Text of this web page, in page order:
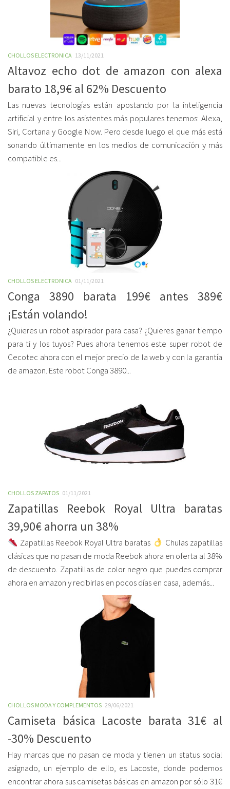
CHOLLOS ELECTRONICA 13/11/2021
Altavoz echo dot de amazon con alexa
barato 18,9€ al 62% Descuento
Las nuevas tecnologías están apostando por la inteligencia
artificial y entre los asistentes más populares tenemos: Alexa,
Siri, Cortana y Google Now. Pero desde luego el que más está
sonando últimamente en los medios de comunicación y más
compatible es...
CHOLLOS ELECTRONICA 01/11/2021
Conga 3890 barata 199€ antes 389€
¡Están volando!
¿Quieres un robot aspirador para casa? ¿Quieres ganar tiempo
para ti y los tuyos? Pues ahora tenemos este super robot de
Cecotec ahora con el mejor precio de la web y con la garantía
de amazon. Este robot Conga 3890...
CHOLLOS ZAPATOS 01/11/2021
Zapatillas Reebok Royal Ultra baratas
39,90€ ahorra un 38%
Zapatillas Reebok Royal Ultra baratas
Chulas zapatillas
clásicas que no pasan de moda Reebok ahora en oferta al 38%
de descuento. Zapatillas de color negro que puedes comprar
ahora en amazon y recibirlas en pocos días en casa, además...
CHOLLOS MODA Y COMPLEMENTOS 29/06/2021
Camiseta básica Lacoste barata 31€ al
-30% Descuento
Hay marcas que no pasan de moda y tienen un status social
asignado, un ejemplo de ello, es Lacoste, donde podemos
encontrar ahora sus camisetas básicas en amazon por sólo 31€